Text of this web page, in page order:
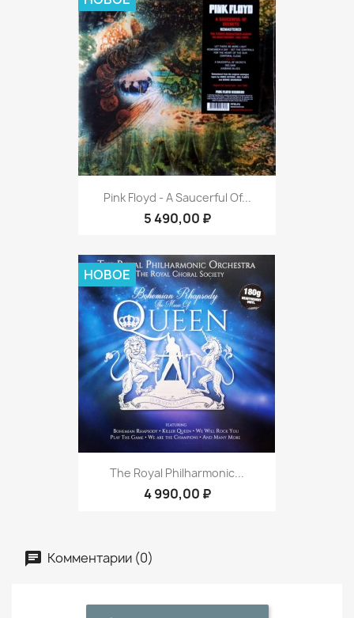
Pink Floyd - A Saucerful Of...
5 490,00 ₽
The Royal Philharmonic...
4 990,00 ₽
НОВОЕ
Комментарии (0)